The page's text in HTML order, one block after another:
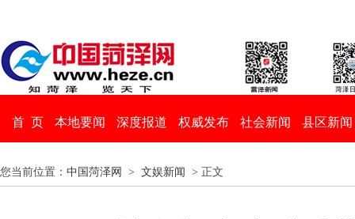
首 页 本地要闻 深度报道 权威发布 社会新闻 县区新闻
您当前位置： 中国菏泽网 > 文娱新闻 > 正文